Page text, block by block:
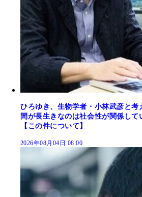
ひろゆき、生物学者・小林武彦と
間が長生きなのは社会性が関係して
【この件について】
2026年08月04日 08:00